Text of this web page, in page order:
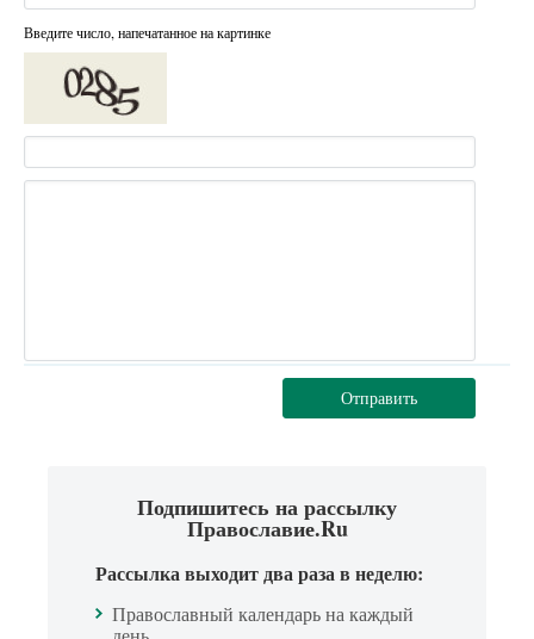
Введите число, напечатанное на картинке
Отправить
Подпишитесь на рассылку
Православие.Ru
Рассылка выходит два раза в неделю:
Православный календарь на каждый